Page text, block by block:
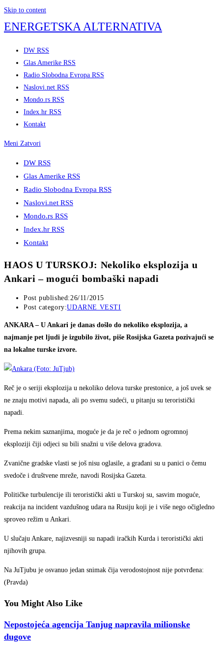
Skip to content
ENERGETSKA ALTERNATIVA
DW RSS
Glas Amerike RSS
Radio Slobodna Evropa RSS
Naslovi.net RSS
Mondo.rs RSS
Index.hr RSS
Kontakt
Meni Zatvori
DW RSS
Glas Amerike RSS
Radio Slobodna Evropa RSS
Naslovi.net RSS
Mondo.rs RSS
Index.hr RSS
Kontakt
HAOS U TURSKOJ: Nekoliko eksplozija u
Ankari – mogući bombaški napadi
Post published:26/11/2015
Post category:UDARNE VESTI
ANKARA – U Ankari je danas došlo do nekoliko eksplozija, a
najmanje pet ljudi je izgubilo život, piše Rosijska Gazeta pozivajući se
na lokalne turske izvore.
Reč je o seriji eksplozija u nekoliko delova turske prestonice, a još uvek se
ne znaju motivi napada, ali po svemu sudeći, u pitanju su teroristički
napadi.
Prema nekim saznanjima, moguće je da je reč o jednom ogromnoj
eksploziji čiji odjeci su bili snažni u više delova gradova.
Zvanične gradske vlasti se još nisu oglasile, a građani su u panici o čemu
svedoče i društvene mreže, navodi Rosijska Gazeta.
Političke turbulencije ili teroristički akti u Turskoj su, sasvim moguće,
reakcija na incident vazdušnog udara na Rusiju koji je i više nego očigledno
sproveo režim u Ankari.
U slučaju Ankare, najizvesniji su napadi iračkih Kurda i teroristički akti
njihovih grupa.
Na JuTjubu je osvanuo jedan snimak čija verodostojnost nije potvrđena:
(Pravda)
You Might Also Like
Nepostojeća agencija Tanjug napravila milionske
dugove